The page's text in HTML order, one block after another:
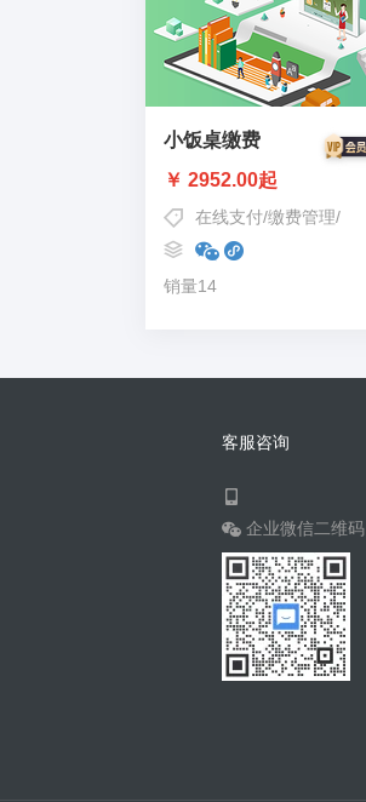
小饭桌缴费
￥ 2952.00起
在线支付/缴费管理/
销量14
客服咨询
企业微信二维码